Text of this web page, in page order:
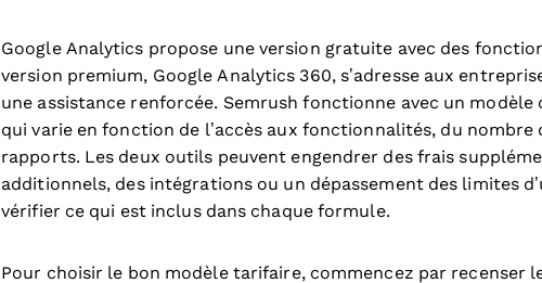
Google Analytics propose une version gratuite avec des
version premium, Google Analytics 360, s’adresse aux
une assistance renforcée. Semrush fonctionne avec un modèle
qui varie en fonction de l’accès aux fonctionnalités, du nombre
rapports. Les deux outils peuvent engendrer des frais
additionnels, des intégrations ou un dépassement des limites
vérifier ce qui est inclus dans chaque formule.
Pour choisir le bon modèle tarifaire, commencez par recenser